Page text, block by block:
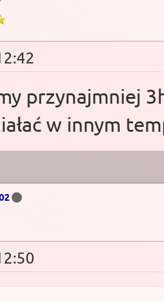
przynajmniej
w innym